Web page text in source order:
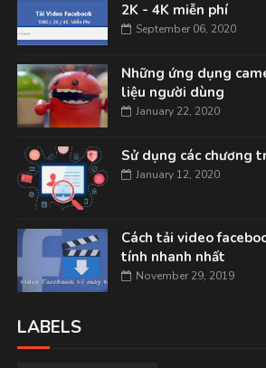
2K - 4K miễn phí
September 06, 2020
Những ứng dụng
liệu người dùng
January 22, 2020
Sử dụng các chương
January 12, 2020
Cách tải video
tính nhanh nhất
November 29, 2019
LABELS